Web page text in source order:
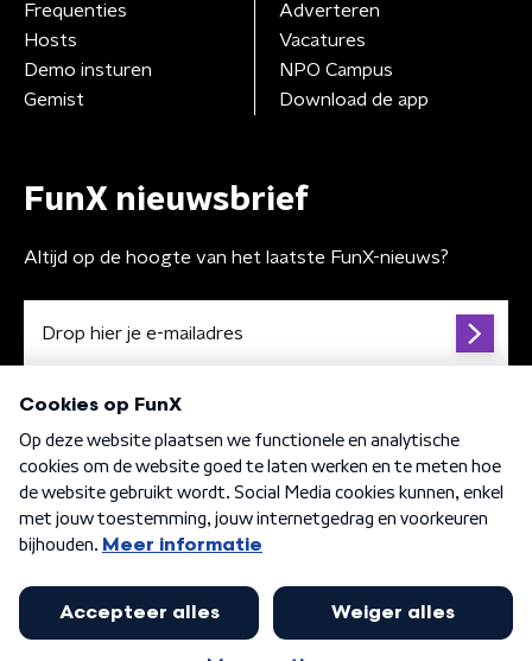
Frequenties
Hosts
Demo insturen
Gemist
Adverteren
Vacatures
NPO Campus
Download de app
FunX nieuwsbrief
Altijd op de hoogte van het laatste FunX-nieuws?
Algemene voorwaarden Privacybeleid